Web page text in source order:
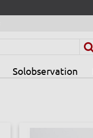
Solobservation